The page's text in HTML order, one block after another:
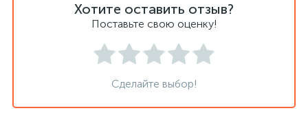
Хотите оставить отзыв?
Поставьте свою оценку!
Сделайте выбор!